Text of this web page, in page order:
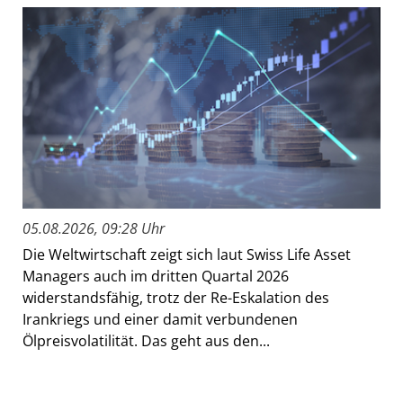
05.08.2026, 09:28 Uhr
Die Weltwirtschaft zeigt sich laut Swiss Life Asset
Managers auch im dritten Quartal 2026
widerstandsfähig, trotz der Re-Eskalation des
Irankriegs und einer damit verbundenen
Ölpreisvolatilität. Das geht aus den...